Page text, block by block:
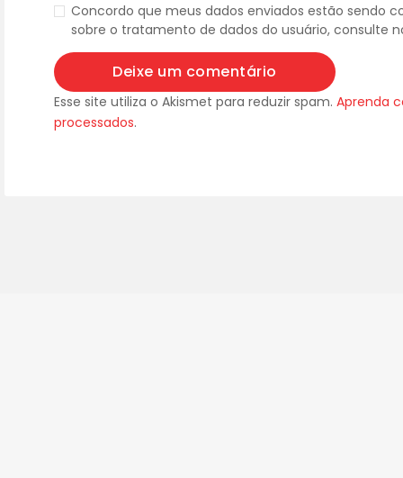
Concordo que meus dados enviados estão sendo
sobre o tratamento de dados do usuário, consulte
Esse site utiliza o Akismet para reduzir spam. Aprenda
processados.